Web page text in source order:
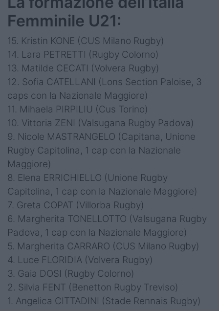
Femminile U21:
15. Kristin KONE (CUS Milano Rugby)
14. Lara PETRETTI (Rugby Colorno)
13. Matilde CECATI (Volvera Rugby)
12. Sofia CATELLANI (Lons Section Paloise, 3
caps con la Nazionale Maggiore)
11. Mihaela PIRPILIU (Cus Torino)
10. Vittoria ZENI (Valsugana Rugby Padova)
9. Nicole MASTRANGELO (Capitana, Unione
Rugby Capitolina, 1 cap con la Nazionale
Maggiore)
8. Elena ERRICHIELLO (Unione Rugby
Capitolina, 1 cap con la Nazionale Maggiore)
7. Greta COPAT (Villorba Rugby)
6. Margherita TONELLOTTO (Valsugana Rugby
Padova, 1 cap con la Nazionale Maggiore)
5. Margherita CARRARO (CUS Milano Rugby)
4. Luce FLORIDIA (Volvera Rugby)
3. Gaia DOSI (Rugby Colorno)
2. Silvia FENT (Benetton Rugby Treviso)
1. Angelica CITTADINI (Stade Rennais Rugby)